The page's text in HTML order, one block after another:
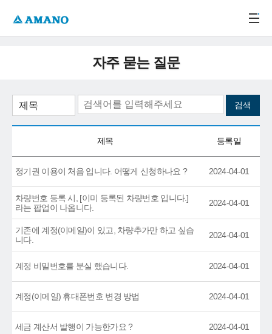
자주 묻는 질문
제목 등록일
정기권 이용이 처음 입니다. 어떻게 신청하나요 ? 2024-04-01
차량번호 등록 시, [이미 등록된 차량번호 입니다.]
라는 팝업이 나옵니다.
2024-04-01
기존에 계정(이메일)이 있고, 차량추가만 하고 싶습
니다.
2024-04-01
계정 비밀번호를 분실 했습니다. 2024-04-01
계정(이메일) 휴대폰번호 변경 방법 2024-04-01
세금 계산서 발행이 가능한가요 ? 2024-04-01